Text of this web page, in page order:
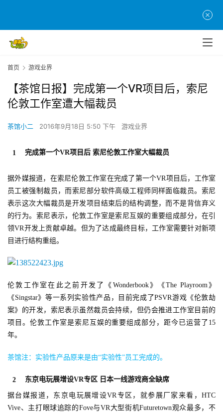
首页 游戏业界
【茶馆日报】完成第一个VR项目后，索尼
伦敦工作室遭大幅裁员
茶馆小二 2016年9月18日 5:50 下午 游戏业界
1 完成第一个VR项目后 索尼伦敦工作室大幅裁员
据外媒报道，在索尼伦敦工作室在完成了第一个VR项目后，工作室
员工被强制裁员，而索尼部分软件高级工程师同样面临裁员。索尼
表示这次大幅裁员是开发项目结束后的结构调整，而不是背信弃义
的行为。索尼表示，伦敦工作室是索尼互娱的重要组成部分，在引
领VR开发上贡献卓越。但为了达成最终目标，工作室需要针对新项
目进行结构重组。
伦敦工作室在此之前开发了《Wonderbook》《The Playroom》
《Singstar》等一系列实验性产品，目前完成了PSVR游戏《伦敦劫
案》的开发，索尼表示虽然裁员会持续，但仍会推进工作室目前的
项目。伦敦工作室是索尼互娱的重要组成部分，距今已运营了15
年。
茶馆注：实验性产品原来是由“实验性”员工完成的。
2 东京电玩展增设VR专区 日本一线游戏商全缺席
据台媒报道，东京电玩展增设VR专区，就参展厂家来看，HTC
Vive、主打眼球追踪的Fove与VR大型街机Futuretown观众最多，不